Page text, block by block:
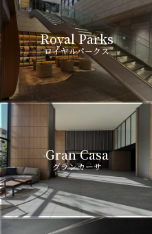
Royal Parks
ロイヤルパークス
Gran Casa
グランカーサ